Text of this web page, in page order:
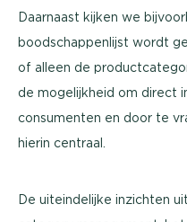
Daarnaast kijken we
boodschappenlijst wordt
of alleen de
de mogelijkheid om direct
consumenten en door te
hierin centraal.
De uiteindelijke inzichten